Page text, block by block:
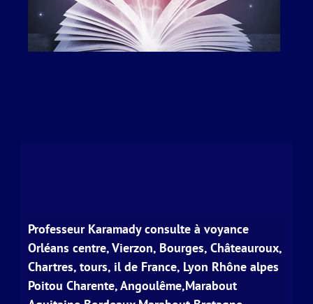
Professeur Karamady consulte à voyance
Orléans centre, Vierzon, Bourges, Châteauroux,
Chartres, tours, il de France, Lyon Rhône alpes
Poitou Charente, Angoulême,Marabout